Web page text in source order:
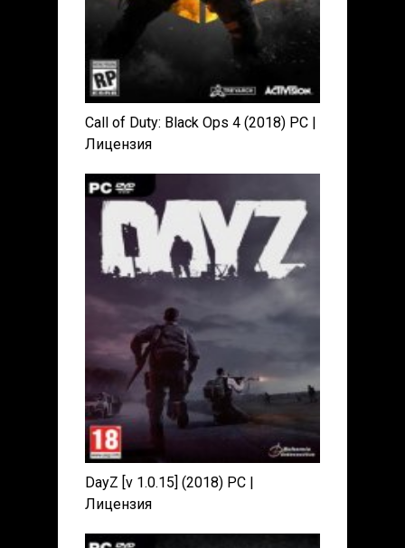
Call of Duty: Black Ops 4 (2018) PC |
Лицензия
DayZ [v 1.0.15] (2018) PC |
Лицензия